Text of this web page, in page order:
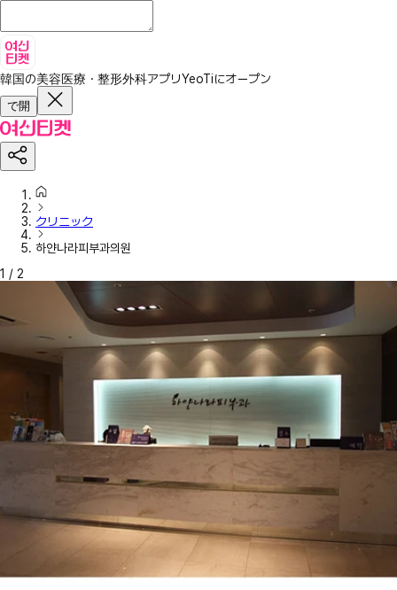
韓国の美容医療・整形外科アプリYeoTiにオープン
で開
クリニック
하얀나라피부과의원
1 / 2